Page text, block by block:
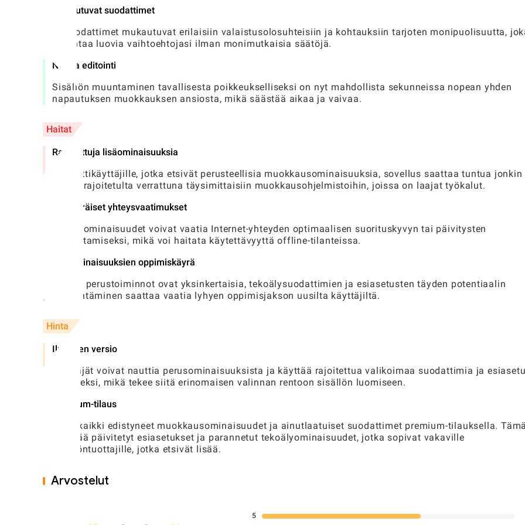
Mukautuvat suodattimet
AI-suodattimet mukautuvat erilaisiin valaistusolosuhteisiin ja kohtauksiin tarjoten monipuolisuutta,
parantaa luovia vaihtoehtojasi ilman monimutkaisia säätöjä.
Nopea editointi
Sisällön muuntaminen tavallisesta poikkeukselliseksi on nyt mahdollista sekunneissa nopean yhden
napautuksen muokkauksen ansiosta, mikä säästää aikaa ja vaivaa.
Haitat
Rajoitettuja lisäominaisuuksia
Ammattikäyttäjille, jotka etsivät perusteellisia muokkausominaisuuksia, sovellus saattaa tuntua jonkin
verran rajoitetulta verrattuna täysimittaisiin muokkausohjelmistoihin, joissa on laajat työkalut.
Alkuperäiset yhteysvaatimukset
Jotkin ominaisuudet voivat vaatia Internet-yhteyden optimaalisen suorituskyvyn tai päivitysten
saavuttamiseksi, mikä voi haitata käytettävyyttä offline-tilanteissa.
Lisäominaisuuksien oppimiskäyrä
Vaikka perustoiminnot ovat yksinkertaisia, tekoälysuodattimien ja esiasetusten täyden potentiaalin
hyödyntäminen saattaa vaatia lyhyen oppimisjakson uusilta käyttäjiltä.
Hinta
Ilmainen versio
Käyttäjät voivat nauttia perusominaisuuksista ja käyttää rajoitettua valikoimaa suodattimia ja
ilmaiseksi, mikä tekee siitä erinomaisen valinnan rentoon sisällön luomiseen.
Premium-tilaus
Avaa kaikki edistyneet muokkausominaisuudet ja ainutlaatuiset suodattimet premium-tilauksella.
sisältää päivitetyt esiasetukset ja parannetut tekoälyominaisuudet, jotka sopivat vakaville
sisällöntuottajille, jotka etsivät lisää.
Arvostelut
5